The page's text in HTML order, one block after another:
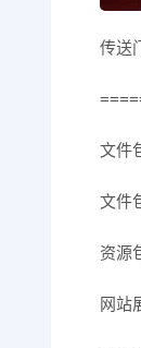
传送
文件
文件
资源
网站